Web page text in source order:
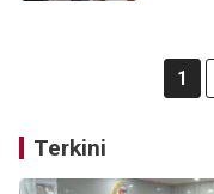
1
Terkini